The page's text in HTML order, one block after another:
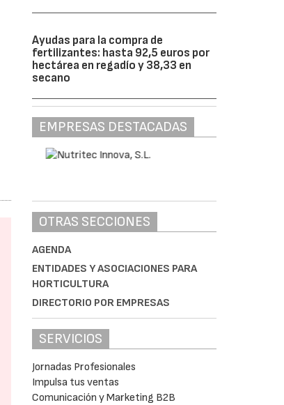
Ayudas para la compra de
fertilizantes: hasta 92,5 euros por
hectárea en regadío y 38,33 en
secano
EMPRESAS DESTACADAS
OTRAS SECCIONES
AGENDA
ENTIDADES Y ASOCIACIONES PARA
HORTICULTURA
DIRECTORIO POR EMPRESAS
SERVICIOS
Jornadas Profesionales
Impulsa tus ventas
Comunicación y Marketing B2B